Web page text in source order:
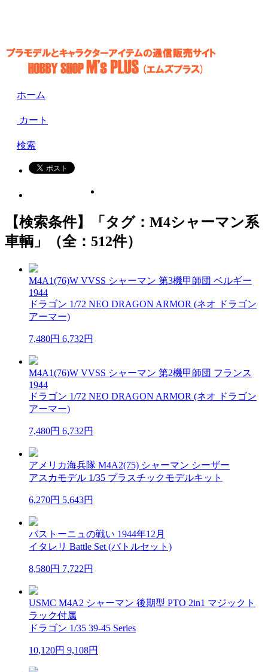
ホーム
カート
検索
【検索条件】「タグ：M4シャーマン系
車輌」（全：512件）
M4A1(76)W VVSS シャーマン 第3機甲師団 ベルギー
1944
ドラゴン 1/72 NEO DRAGON ARMOR (ネオ ドラゴン
アーマー)
7,480円 6,732円
M4A1(76)W VVSS シャーマン 第2機甲師団 フランス
1944
ドラゴン 1/72 NEO DRAGON ARMOR (ネオ ドラゴン
アーマー)
7,480円 6,732円
アメリカ海兵隊 M4A2(75) シャーマン シーザー
アスカモデル 1/35 プラスチックモデルキット
6,270円 5,643円
バストーニュの戦い 1944年12月
イタレリ Battle Set (バトルセット)
8,580円 7,722円
USMC M4A2 シャーマン 後期型 PTO 2in1 マジックト
ラック付属
ドラゴン 1/35 39-45 Series
10,120円 9,108円